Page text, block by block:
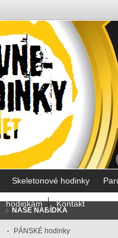
Skeletonové hodinky
hodinkám Kontakt
NAŠE NABÍDKA
PÁNSKÉ hodinky